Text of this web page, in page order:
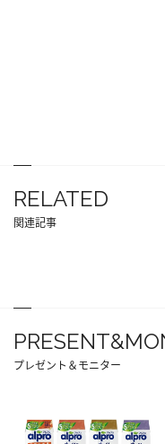
RELATED
関連記事
プレゼント＆モニター